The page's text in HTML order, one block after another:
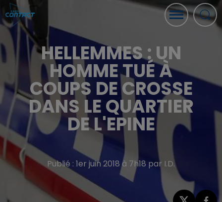
HELLEMMES : UN
HOMME TUÉ À
COUPS DE CROSSE
DANS LE QUARTIER
DE L'EPINE
Publié : 1er juin 2018 à 7h18 par I.D.